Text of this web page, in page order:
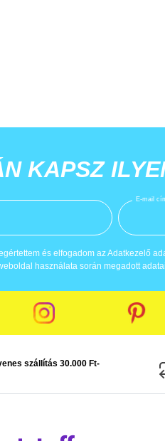
KAPSZ
E-mail
és elfogadom az Adatkezelő
használata során megadott
szállítás 30.000 Ft-